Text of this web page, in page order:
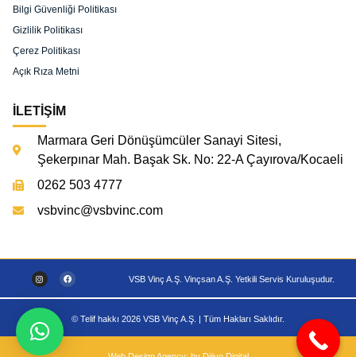
Bilgi Güvenliği Politikası
Gizlilik Politikası
Çerez Politikası
Açık Rıza Metni
İLETİŞİM
Marmara Geri Dönüşümcüler Sanayi Sitesi,
Şekerpınar Mah. Başak Sk. No: 22-A Çayırova/Kocaeli
0262 503 4777
vsbvinc@vsbvinc.com
VSB Vinç A.Ş. Vinçsan A.Ş. Yetkili Servis Kuruluşudur.
© Telif hakkı 2026 VSB Vinç A.Ş. | Tüm Hakları Saklıdır.